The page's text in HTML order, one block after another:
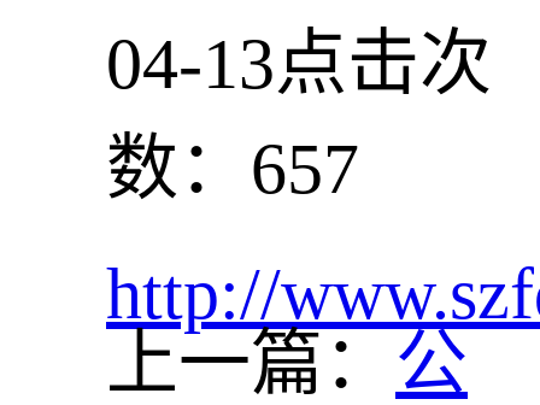
04-13点击次
数：657
http://
上一篇： 公